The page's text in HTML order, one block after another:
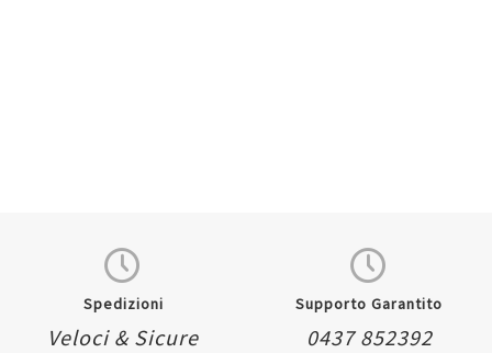
Spedizioni
Veloci & Sicure
Supporto Garantito
0437 852392